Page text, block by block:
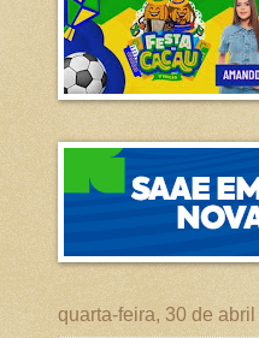
quarta-feira, 30 de